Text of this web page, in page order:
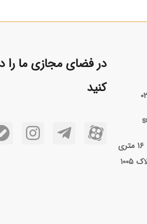
بزرگراه رسالت -نرسیده به ۱۶ متری
در فضای مجازی ما را
کنید